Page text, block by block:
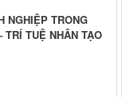
NGHIỆP TRONG
TUỆ NHÂN TẠO